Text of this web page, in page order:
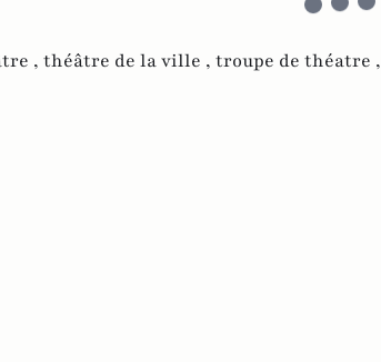
, théâtre de la ville , troupe de théatre ,